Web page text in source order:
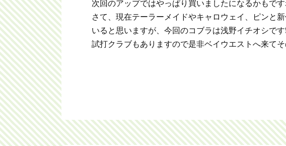
次回のアップではやっぱり買いましたになるかもで
さて、現在テーラーメイドやキャロウェイ、ピンと
いると思いますが、今回のコブラは浅野イチオシです
試打クラブもありますので是非ベイウエストへ来て